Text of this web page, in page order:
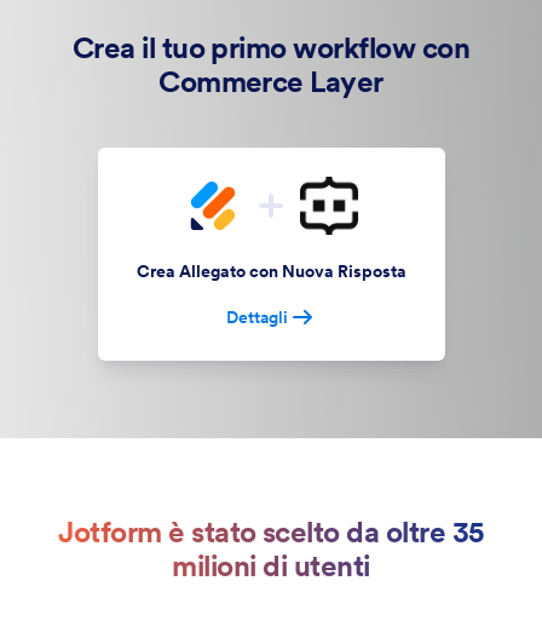
Crea il tuo primo workflow con
Commerce Layer
Crea Allegato con Nuova Risposta
Dettagli
Jotform è stato scelto da oltre 35
milioni di utenti